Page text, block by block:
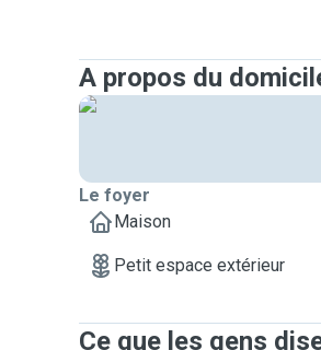
A propos du
Le foyer
Maison
Petit espace extérieur
Ce que les gens